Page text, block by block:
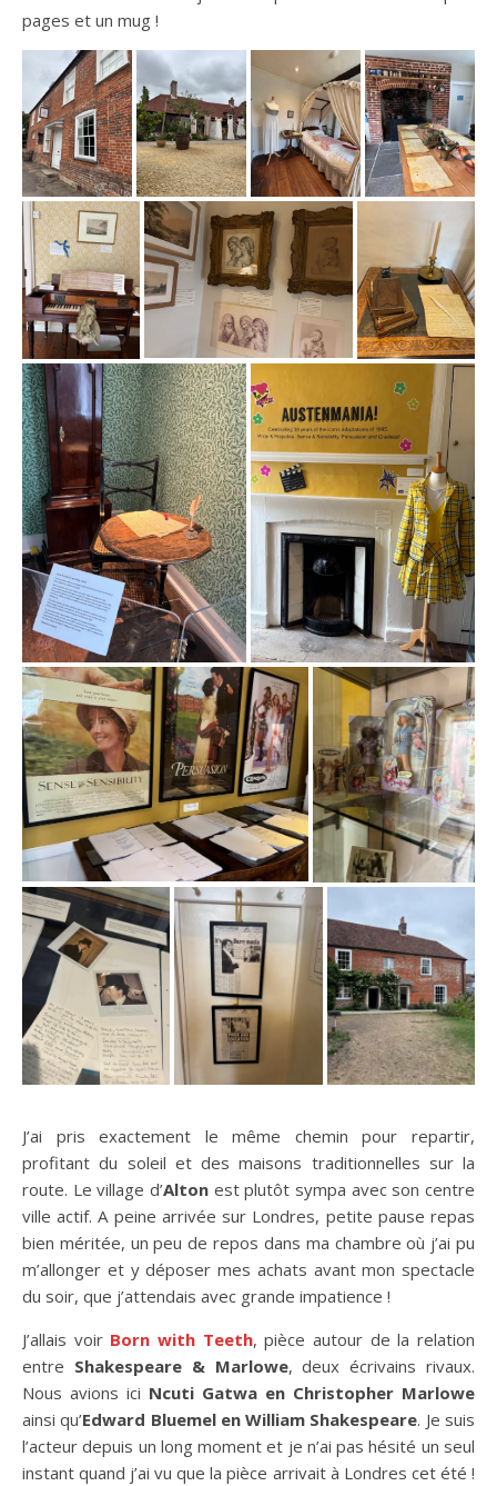
pages et un mug !
J’ai pris exactement le même chemin pour repartir,
profitant du soleil et des maisons traditionnelles sur la
route. Le village d’Alton est plutôt sympa avec son centre
ville actif. A peine arrivée sur Londres, petite pause repas
bien méritée, un peu de repos dans ma chambre où j’ai pu
m’allonger et y déposer mes achats avant mon spectacle
du soir, que j’attendais avec grande impatience !
J’allais voir Born with Teeth, pièce autour de la relation
entre Shakespeare & Marlowe, deux écrivains rivaux.
Nous avions ici Ncuti Gatwa en Christopher Marlowe
ainsi qu’Edward Bluemel en William Shakespeare. Je suis
l’acteur depuis un long moment et je n’ai pas hésité un seul
instant quand j’ai vu que la pièce arrivait à Londres cet été !